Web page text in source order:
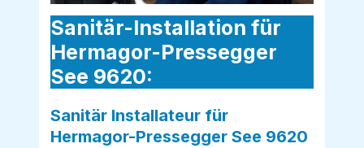
Sanitär-Installation für
Hermagor-Pressegger
See 9620:
Sanitär Installateur für
Hermagor-Pressegger See 9620